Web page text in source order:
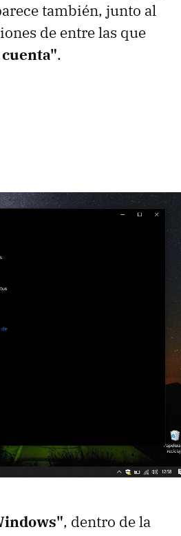
también, junto al
de entre las que
.
, dentro de la